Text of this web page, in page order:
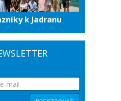
k Jadranu